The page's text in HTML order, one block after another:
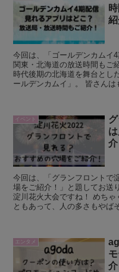
紹
今回は、「ゴールデンカムイ
関東・北海道の放送時間もご
時代後期の北海道を舞台とし
ールデンカムイ」。 皆さんは
イベント
介
今回は、「グランフロントで
場をご紹介！」と題してお送
淀川花火大会ですね！ めちゃ
ともあって、人の多さもやば
エンタメ
介